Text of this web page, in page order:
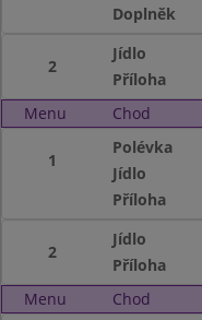
Doplněk
2
Jídlo
Příloha
Menu
Chod
1
Polévka
Jídlo
Příloha
2
Jídlo
Příloha
Menu
Chod